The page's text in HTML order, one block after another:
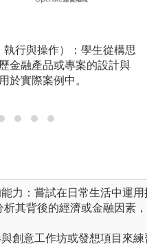
行與操作）：學生從構思
金融產品或專案的設計與
於實際案例中。
力：嘗試在日常生活中運
其背後的經濟或金融因素
創意工作坊或發想項目來練